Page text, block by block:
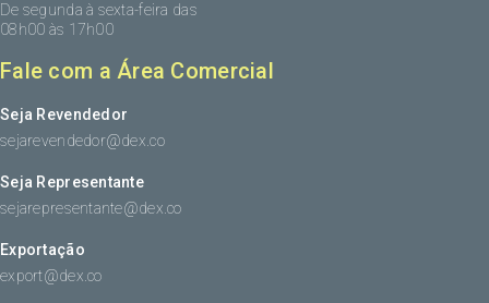
De segunda à sexta-feira das
08h00 às 17h00
Fale com a Área Comercial
Seja Revendedor
sejarevendedor@dex.co
Seja Representante
sejarepresentante@dex.co
Exportação
export@dex.co